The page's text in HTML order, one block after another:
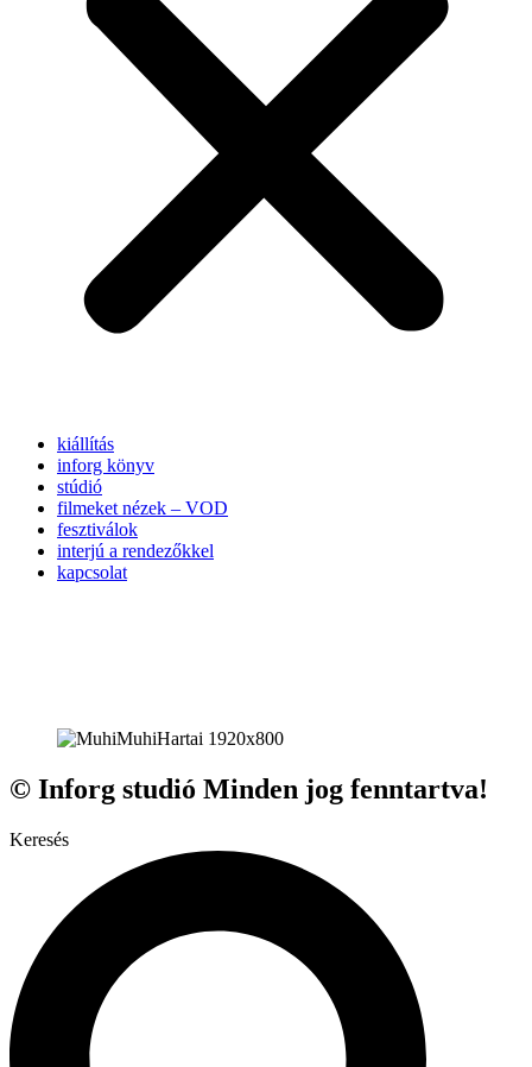
kiállítás
inforg könyv
stúdió
filmeket nézek – VOD
fesztiválok
interjú a rendezőkkel
kapcsolat
© Inforg studió Minden jog fenntartva!
Keresés